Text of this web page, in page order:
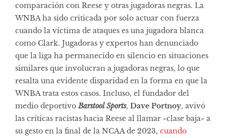
comparación con Reese y otras jugadoras negras. La
WNBA ha sido criticada por solo actuar con fuerza
cuando la víctima de ataques es una jugadora blanca
como Clark. Jugadoras y expertos han denunciado
que la liga ha permanecido en silencio en situaciones
similares que involucran a jugadoras negras, lo que
resalta una evidente disparidad en la forma en que la
WNBA trata estos casos. Incluso, el fundador del
medio deportivo Barstool Sports, Dave Portnoy, avivó
las críticas racistas hacia Reese al llamar «clase baja» a
su gesto en la final de la NCAA de 2023, cuando